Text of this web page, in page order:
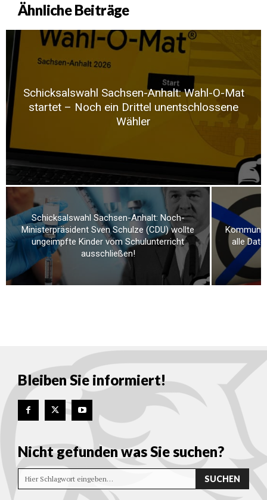
Ähnliche Beiträge
Schicksalswahl Sachsen-Anhalt: Wahl-O-Mat
startet – Noch ein Drittel unentschlossene
Wähler
Schicksalswahl Sachsen-Anhalt: Noch-
Ministerpräsident Sven Schulze (CDU) wollte
ungeimpfte Kinder vom Schulunterricht
ausschließen!
alle
Bleiben Sie informiert!
Nicht gefunden was Sie suchen?
Hier Schlagwort eingeben… SUCHEN